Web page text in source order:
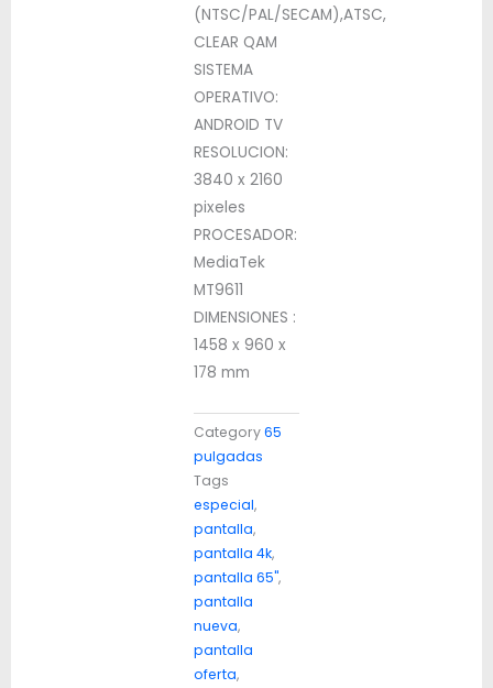
(NTSC/PAL/SECAM),ATSC,
CLEAR QAM
SISTEMA
OPERATIVO:
ANDROID TV
RESOLUCION:
3840 x 2160
pixeles
PROCESADOR:
MediaTek
MT9611
DIMENSIONES :
1458 x 960 x
178 mm
Category65
pulgadas
Tags
especial,
pantalla,
pantalla 4k,
pantalla 65",
pantalla
nueva,
pantalla
oferta,